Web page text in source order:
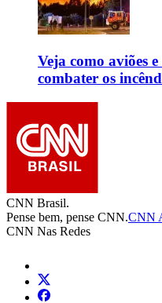
Veja como aviões
combater os
CNN Brasil.
Pense bem, pense CNN.CNN
CNN Nas Redes